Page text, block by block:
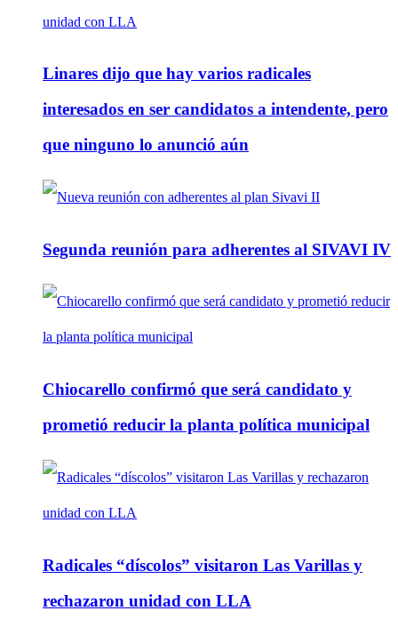
Linares dijo que hay varios radicales
interesados en ser candidatos a intendente, pero
que ninguno lo anunció aún
Segunda reunión para adherentes al SIVAVI IV
Chiocarello confirmó que será candidato y
prometió reducir la planta política municipal
Radicales “díscolos” visitaron Las Varillas y
rechazaron unidad con LLA